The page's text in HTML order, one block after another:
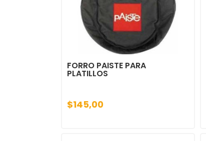
FORRO PAISTE PARA
PLATILLOS
$145,00